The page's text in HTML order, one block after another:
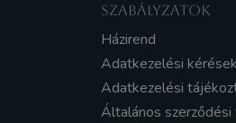
SZABÁLYZATOK
Házirend
Adatkezelési kérések
Adatkezelési
Általános